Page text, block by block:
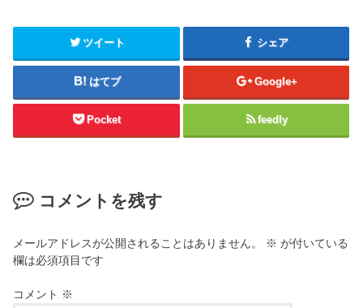
ツイート シェア
はてブ Google+
Pocket feedly
コメントを残す
メールアドレスが公開されることはありません。 ※ が付いている
欄は必須項目です
コメント ※